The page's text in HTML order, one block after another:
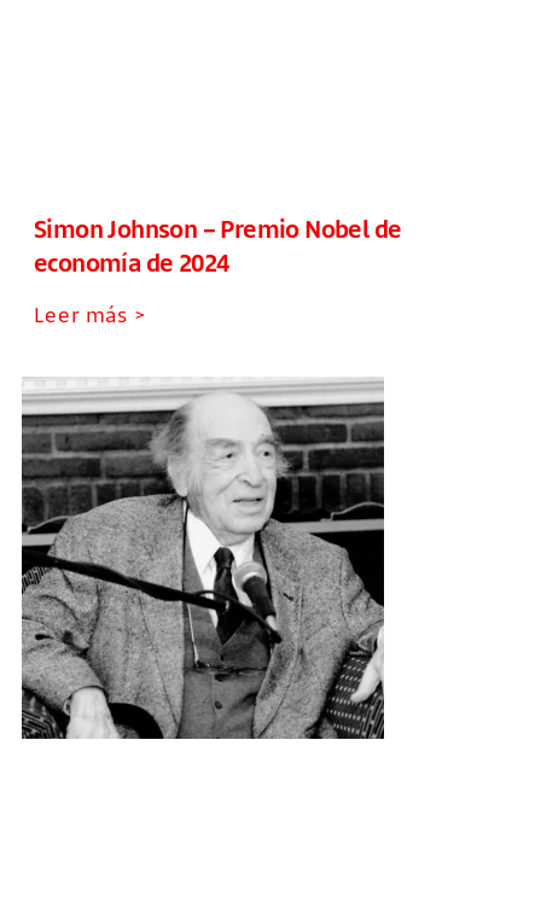
Simon Johnson – Premio Nobel de
economía de 2024
Leer más >